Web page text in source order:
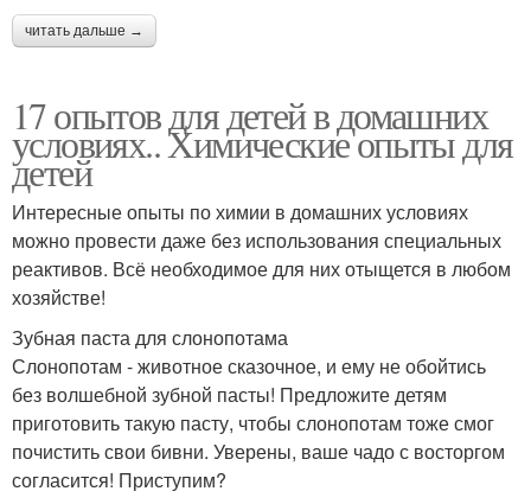
читать дальше →
17 опытов для детей в домашних
условиях.. Химические опыты для
детей
Интересные опыты по химии в домашних условиях
можно провести даже без использования специальных
реактивов. Всё необходимое для них отыщется в любом
хозяйстве!
Зубная паста для слонопотама
Слонопотам - животное сказочное, и ему не обойтись
без волшебной зубной пасты! Предложите детям
приготовить такую пасту, чтобы слонопотам тоже смог
почистить свои бивни. Уверены, ваше чадо с восторгом
согласится! Приступим?